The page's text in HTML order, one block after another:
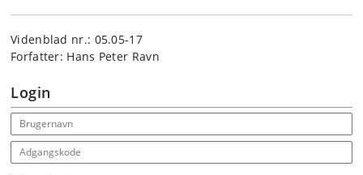
Videnblad nr.: 05.05-17
Forfatter: Hans Peter Ravn
Login
Email address
Adgangskode